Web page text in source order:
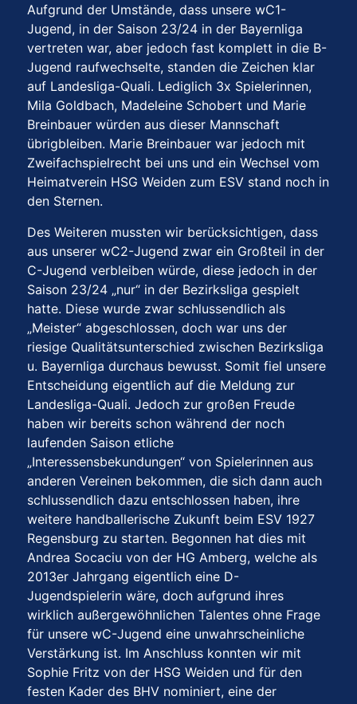
Aufgrund der Umstände, dass unsere wC1-
Jugend, in der Saison 23/24 in der Bayernliga
vertreten war, aber jedoch fast komplett in die B-
Jugend raufwechselte, standen die Zeichen klar
auf Landesliga-Quali. Lediglich 3x Spielerinnen,
Mila Goldbach, Madeleine Schobert und Marie
Breinbauer würden aus dieser Mannschaft
übrigbleiben. Marie Breinbauer war jedoch mit
Zweifachspielrecht bei uns und ein Wechsel vom
Heimatverein HSG Weiden zum ESV stand noch in
den Sternen.
Des Weiteren mussten wir berücksichtigen, dass
aus unserer wC2-Jugend zwar ein Großteil in der
C-Jugend verbleiben würde, diese jedoch in der
Saison 23/24 „nur“ in der Bezirksliga gespielt
hatte. Diese wurde zwar schlussendlich als
„Meister“ abgeschlossen, doch war uns der
riesige Qualitätsunterschied zwischen Bezirksliga
u. Bayernliga durchaus bewusst. Somit fiel unsere
Entscheidung eigentlich auf die Meldung zur
Landesliga-Quali. Jedoch zur großen Freude
haben wir bereits schon während der noch
laufenden Saison etliche
„Interessensbekundungen“ von Spielerinnen aus
anderen Vereinen bekommen, die sich dann auch
schlussendlich dazu entschlossen haben, ihre
weitere handballerische Zukunft beim ESV 1927
Regensburg zu starten. Begonnen hat dies mit
Andrea Socaciu von der HG Amberg, welche als
2013er Jahrgang eigentlich eine D-
Jugendspielerin wäre, doch aufgrund ihres
wirklich außergewöhnlichen Talentes ohne Frage
für unsere wC-Jugend eine unwahrscheinliche
Verstärkung ist. Im Anschluss konnten wir mit
Sophie Fritz von der HSG Weiden und für den
festen Kader des BHV nominiert, eine der